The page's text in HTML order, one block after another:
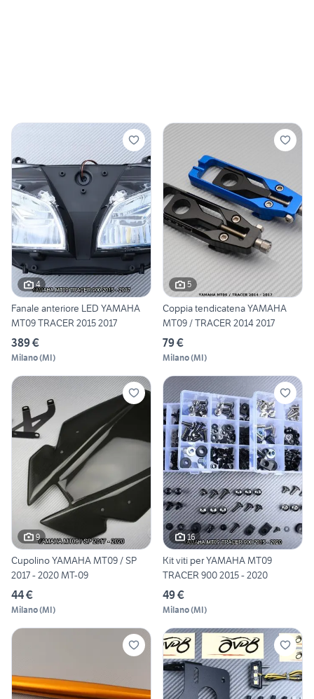
4
Fanale anteriore LED YAMAHA
MT09 TRACER 2015 2017
389 €
Milano(MI)
5
Coppia tendicatena YAMAHA
MT09 / TRACER 2014 2017
79 €
Milano(MI)
9
Cupolino YAMAHA MT09 / SP
2017 - 2020 MT-09
44 €
Milano(MI)
16
Kit viti per YAMAHA MT09
TRACER 900 2015 - 2020
49 €
Milano(MI)